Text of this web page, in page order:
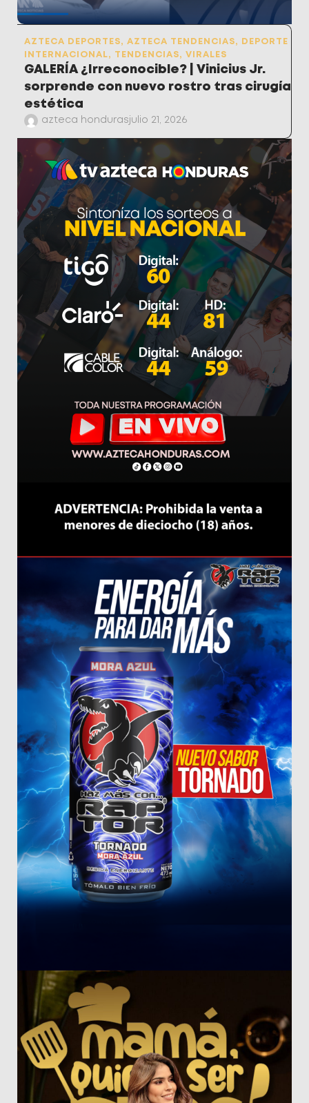
AZTECA DEPORTES, AZTECA TENDENCIAS,
DEPORTE
INTERNACIONAL, TENDENCIAS, VIRALES
GALERÍA ¿Irreconocible? | Vinicius Jr.
sorprende con nuevo rostro tras cirugía
estética
azteca honduras julio 21, 2026